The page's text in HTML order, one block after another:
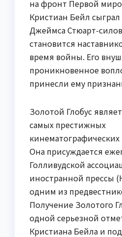
на фронт Первой
Кристиан Бейл
Джеймса Стюарт-
становится
время войны. Его
проникновенное
принесли ему
Золотой Глобус
самых престижных
кинематографических
Она присуждается
Голливудской
иностранной прессы
одним из
Получение Золотого
одной серьезной
Кристиана Бейла и